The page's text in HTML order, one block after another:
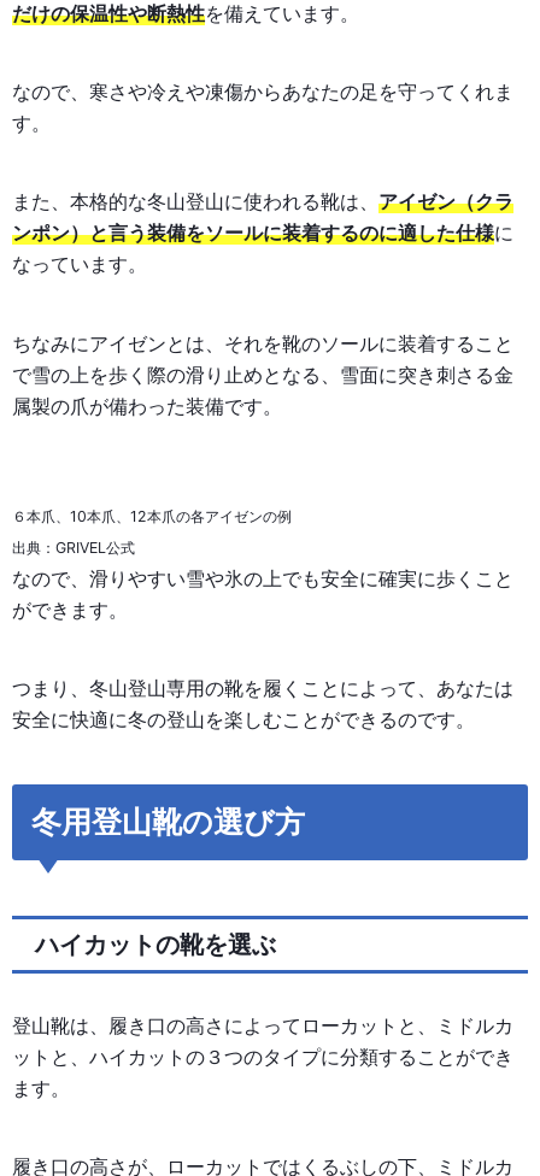
だけの保温性や断熱性を備えています。
なので、寒さや冷えや凍傷からあなたの足を守ってくれま
す。
また、本格的な冬山登山に使われる靴は、 アイゼン（クラ
ンポン）と言う装備をソールに装着するのに適した仕様に
なっています。
ちなみにアイゼンとは、それを靴のソールに装着すること
で雪の上を歩く際の滑り止めとなる、雪面に突き刺さる金
属製の爪が備わった装備です。
６本爪、10本爪、12本爪の各アイゼンの例
出典：GRIVEL公式
なので、滑りやすい雪や氷の上でも安全に確実に歩くこと
ができます。
つまり、冬山登山専用の靴を履くことによって、あなたは
安全に快適に冬の登山を楽しむことができるのです。
冬用登山靴の選び方
ハイカットの靴を選ぶ
登山靴は、履き口の高さによってローカットと、ミドルカ
ットと、ハイカットの３つのタイプに分類することができ
ます。
履き口の高さが、ローカットではくるぶしの下、ミドルカ